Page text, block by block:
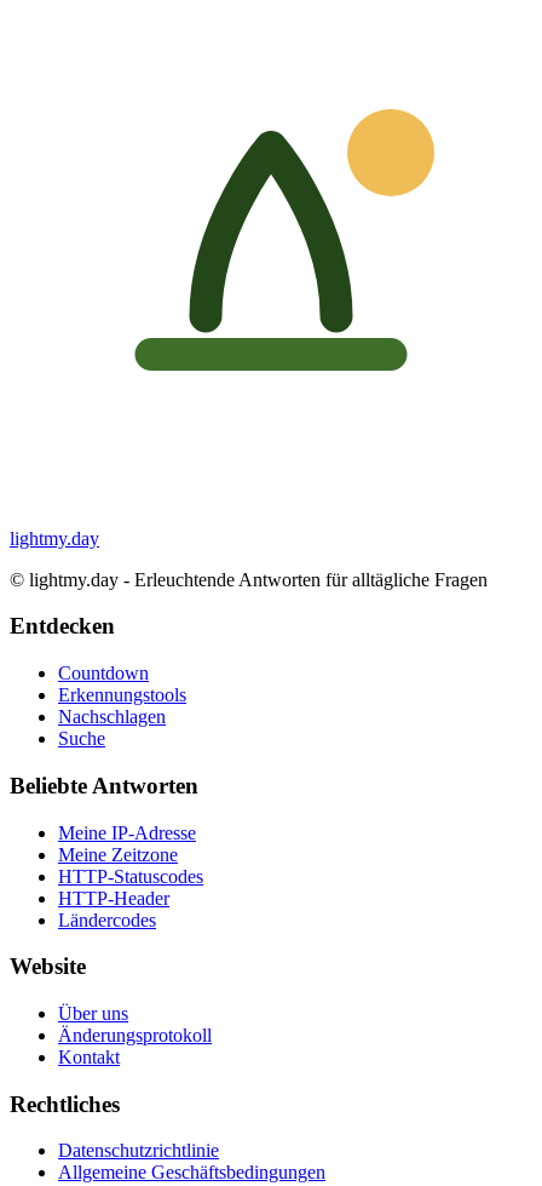
lightmy.day
© lightmy.day - Erleuchtende Antworten für alltägliche Fragen
Entdecken
Countdown
Erkennungstools
Nachschlagen
Suche
Beliebte Antworten
Meine IP-Adresse
Meine Zeitzone
HTTP-Statuscodes
HTTP-Header
Ländercodes
Website
Über uns
Änderungsprotokoll
Kontakt
Rechtliches
Datenschutzrichtlinie
Allgemeine Geschäftsbedingungen